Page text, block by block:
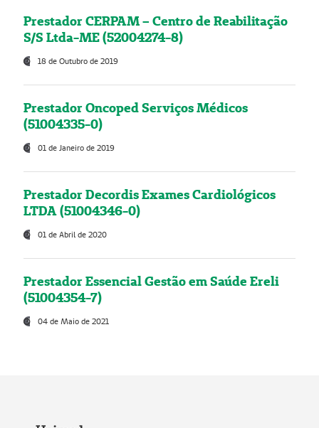
Prestador CERPAM – Centro de Reabilitação
S/S Ltda-ME (52004274-8)
18 de Outubro de 2019
Prestador Oncoped Serviços Médicos
(51004335-0)
01 de Janeiro de 2019
Prestador Decordis Exames Cardiológicos
LTDA (51004346-0)
01 de Abril de 2020
Prestador Essencial Gestão em Saúde Ereli
(51004354-7)
04 de Maio de 2021